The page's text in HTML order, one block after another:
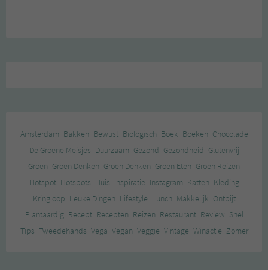
Amsterdam Bakken Bewust Biologisch Boek Boeken Chocolade
De Groene Meisjes Duurzaam Gezond Gezondheid Glutenvrij
Groen Groen Denken Groen Denken Groen Eten Groen Reizen
Hotspot Hotspots Huis Inspiratie Instagram Katten Kleding
Kringloop Leuke Dingen Lifestyle Lunch Makkelijk Ontbijt
Plantaardig Recept Recepten Reizen Restaurant Review Snel
Tips Tweedehands Vega Vegan Veggie Vintage Winactie Zomer